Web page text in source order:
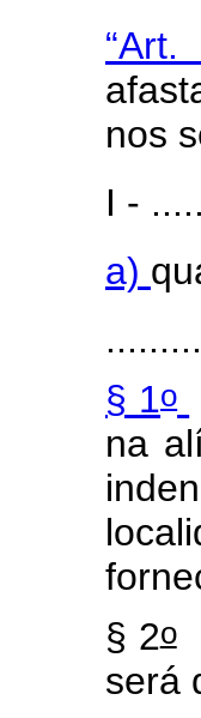
nos
I -
a)
§ 1o
na
§ 2o
será